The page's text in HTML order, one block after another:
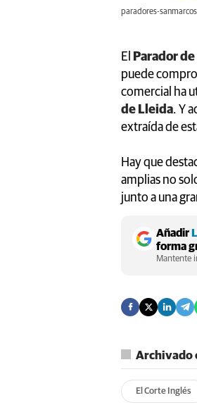
paradores-
El Parador
puede
comercial ha
de Lleida. Y
extraída de
Hay que
amplias no
junto a una
Añadir
forma
Mantente
Archivado
El Corte Inglés